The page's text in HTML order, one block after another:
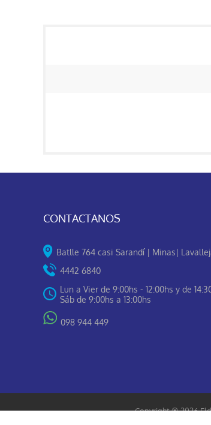
CONTACTANOS
Batlle 764 casi Sarandí | Minas|
4442 6840
Lun a Vier de 9:00hs - 12:00hs y de
Sáb de 9:00hs a 13:00hs
098 944 449
Copyright ® 2026